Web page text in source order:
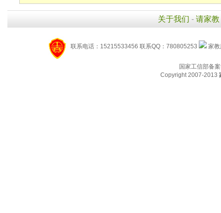
关于我们 - 请家教
联系电话：15215533456 联系QQ：780805253 家
国家工信部备
Copyright 2007-2013